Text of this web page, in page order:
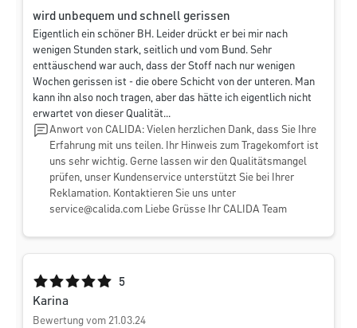
wird unbequem und schnell gerissen
Eigentlich ein schöner BH. Leider drückt er bei mir nach
wenigen Stunden stark, seitlich und vom Bund. Sehr
enttäuschend war auch, dass der Stoff nach nur wenigen
Wochen gerissen ist - die obere Schicht von der unteren. Man
kann ihn also noch tragen, aber das hätte ich eigentlich nicht
erwartet von dieser Qualität...
Anwort von CALIDA: Vielen herzlichen Dank, dass Sie Ihre
Erfahrung mit uns teilen. Ihr Hinweis zum Tragekomfort ist
uns sehr wichtig. Gerne lassen wir den Qualitätsmangel
prüfen, unser Kundenservice unterstützt Sie bei Ihrer
Reklamation. Kontaktieren Sie uns unter
service@calida.com Liebe Grüsse Ihr CALIDA Team
Durchschnittliche Bewertung von 5 von 5 Sternen
5
Karina
Bewertung vom 21.03.24